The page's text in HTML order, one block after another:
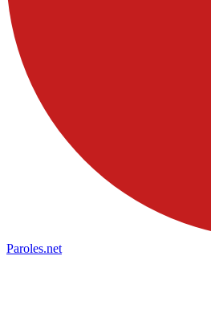
Paroles.net